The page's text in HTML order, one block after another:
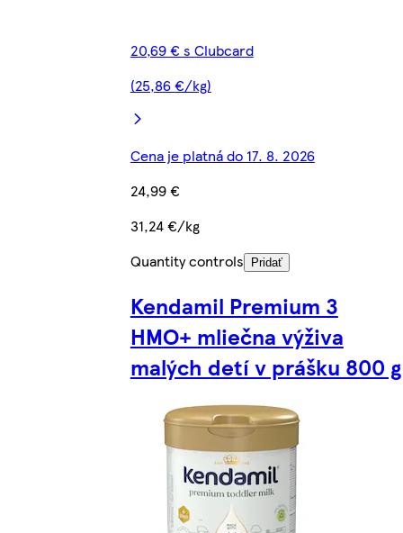
20,69 € s Clubcard
(25,86 €/kg)
Cena je platná do 17. 8. 2026
24,99 €
31,24 €/kg
Quantity controls
Pridať
Kendamil Premium 3
HMO+ mliečna výživa
malých detí v prášku 800 g